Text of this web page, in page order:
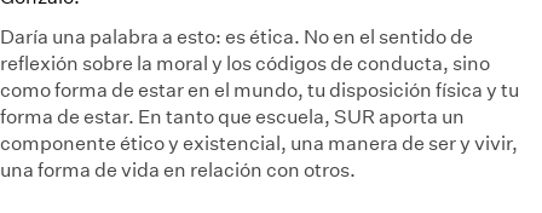
Daría una palabra a esto: es ética. No en el sentido de
reflexión sobre la moral y los códigos de conducta, sino
como forma de estar en el mundo, tu disposición física y tu
forma de estar. En tanto que escuela, SUR aporta un
componente ético y existencial, una manera de ser y vivir,
una forma de vida en relación con otros.